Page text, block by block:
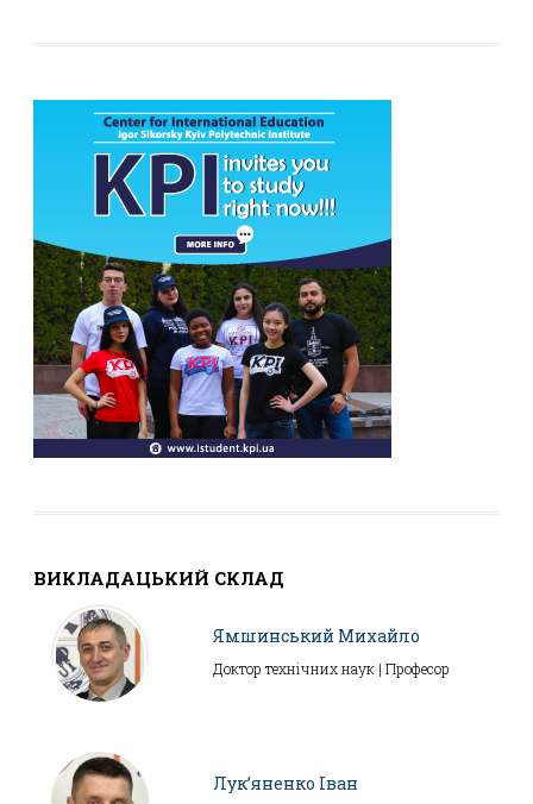
ВИКЛАДАЦЬКИЙ СКЛАД
Ямшинський Михайло
Доктор технічних наук | Професор
Лук’яненко Іван